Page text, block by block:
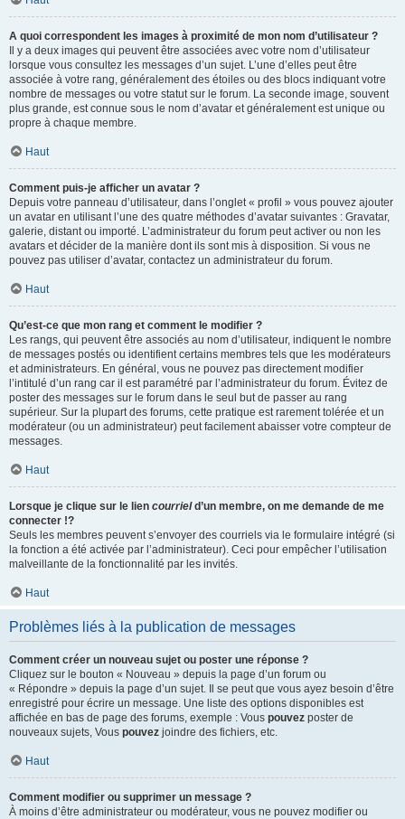
A quoi correspondent les images à proximité de mon nom d’utilisateur ?
Il y a deux images qui peuvent être associées avec votre nom d’utilisateur
lorsque vous consultez les messages d’un sujet. L’une d’elles peut être
associée à votre rang, généralement des étoiles ou des blocs indiquant votre
nombre de messages ou votre statut sur le forum. La seconde image, souvent
plus grande, est connue sous le nom d’avatar et généralement est unique ou
propre à chaque membre.
Haut
Comment puis-je afficher un avatar ?
Depuis votre panneau d’utilisateur, dans l’onglet « profil » vous pouvez ajouter
un avatar en utilisant l’une des quatre méthodes d’avatar suivantes : Gravatar,
galerie, distant ou importé. L’administrateur du forum peut activer ou non les
avatars et décider de la manière dont ils sont mis à disposition. Si vous ne
pouvez pas utiliser d’avatar, contactez un administrateur du forum.
Haut
Qu’est-ce que mon rang et comment le modifier ?
Les rangs, qui peuvent être associés au nom d’utilisateur, indiquent le nombre
de messages postés ou identifient certains membres tels que les modérateurs
et administrateurs. En général, vous ne pouvez pas directement modifier
l’intitulé d’un rang car il est paramétré par l’administrateur du forum. Évitez de
poster des messages sur le forum dans le seul but de passer au rang
supérieur. Sur la plupart des forums, cette pratique est rarement tolérée et un
modérateur (ou un administrateur) peut facilement abaisser votre compteur de
messages.
Haut
Lorsque je clique sur le lien courrield’un membre, on me demande de me
connecter !?
Seuls les membres peuvent s’envoyer des courriels via le formulaire intégré (si
la fonction a été activée par l’administrateur). Ceci pour empêcher l’utilisation
malveillante de la fonctionnalité par les invités.
Haut
Problèmes liés à la publication de messages
Comment créer un nouveau sujet ou poster une réponse ?
Cliquez sur le bouton « Nouveau » depuis la page d’un forum ou
« Répondre » depuis la page d’un sujet. Il se peut que vous ayez besoin d’être
enregistré pour écrire un message. Une liste des options disponibles est
affichée en bas de page des forums, exemple : Vous pouvez poster de
nouveaux sujets, Vous pouvez joindre des fichiers, etc.
Haut
Comment modifier ou supprimer un message ?
À moins d’être administrateur ou modérateur, vous ne pouvez modifier ou